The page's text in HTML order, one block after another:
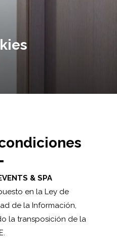
& SPA
en la Ley de
de la Información,
la transposición de la